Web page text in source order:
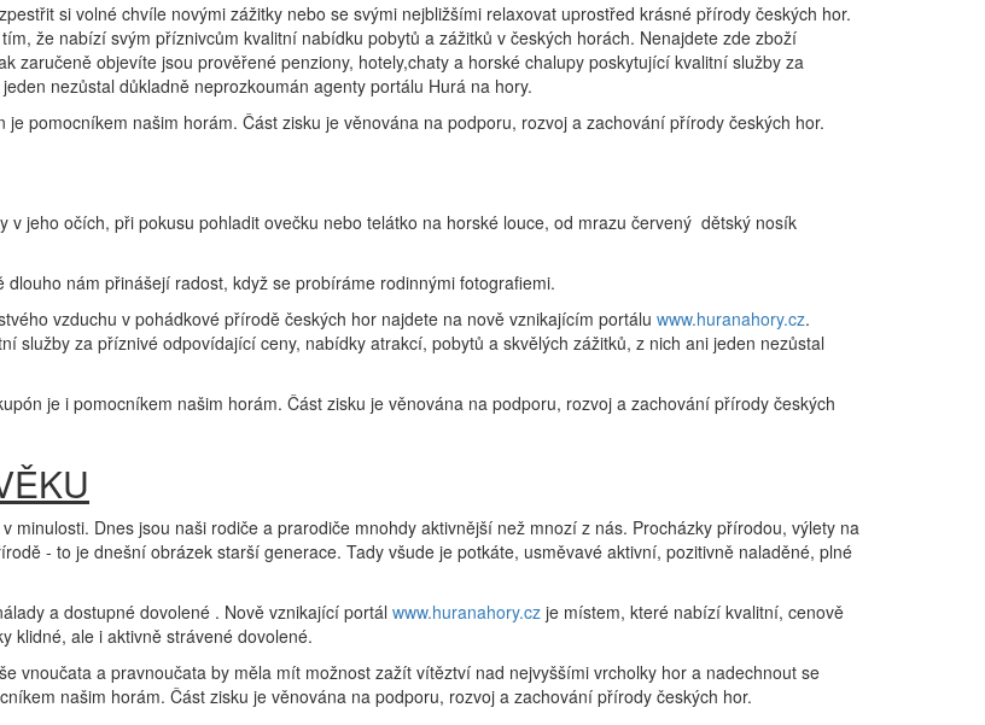
si volné chvíle novými zážitky nebo se svými nejbližšími relaxovat uprostřed krásné přírody českých hor.
že nabízí svým příznivcům kvalitní nabídku pobytů a zážitků v českých horách. Nenajdete zde zboží
zaručeně objevíte jsou prověřené penziony, hotely,chaty a horské chalupy poskytující kvalitní služby za
nezůstal důkladně neprozkoumán agenty portálu Hurá na hory.
pomocníkem našim horám. Část zisku je věnována na podporu, rozvoj a zachování přírody českých hor.
jeho očích, při pokusu pohladit ovečku nebo telátko na horské louce, od mrazu červený dětský nosík
nám přinášejí radost, když se probíráme rodinnými fotografiemi.
vzduchu v pohádkové přírodě českých hor najdete na nově vznikajícím portálu www.huranahory.cz.
služby za příznivé odpovídající ceny, nabídky atrakcí, pobytů a skvělých zážitků, z nich ani jeden nezůstal
je i pomocníkem našim horám. Část zisku je věnována na podporu, rozvoj a zachování přírody českých
minulosti. Dnes jsou naši rodiče a prarodiče mnohdy aktivnější než mnozí z nás. Procházky přírodou, výlety na
- to je dnešní obrázek starší generace. Tady všude je potkáte, usměvavé aktivní, pozitivně naladěné, plné
a dostupné dovolené . Nově vznikající portál www.huranahory.cz je místem, které nabízí kvalitní, cenově
klidné, ale i aktivně strávené dovolené.
vnoučata a pravnoučata by měla mít možnost zažít vítěztví nad nejvyššími vrcholky hor a nadechnout se
našim horám. Část zisku je věnována na podporu, rozvoj a zachování přírody českých hor.